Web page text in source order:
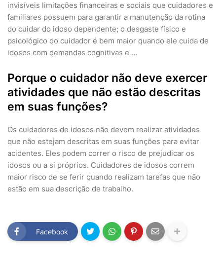
invisíveis limitações financeiras e sociais que cuidadores e
familiares possuem para garantir a manutenção da rotina
do cuidar do idoso dependente; o desgaste físico e
psicológico do cuidador é bem maior quando ele cuida de
idosos com demandas cognitivas e …
Porque o cuidador não deve exercer
atividades que não estão descritas
em suas funções?
Os cuidadores de idosos não devem realizar atividades
que não estejam descritas em suas funções para evitar
acidentes. Eles podem correr o risco de prejudicar os
idosos ou a si próprios. Cuidadores de idosos correm
maior risco de se ferir quando realizam tarefas que não
estão em sua descrição de trabalho.
Facebook